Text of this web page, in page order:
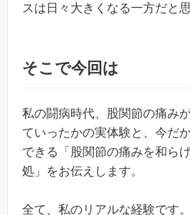
スは日々大きくなる一方だと思
そこで今回は
私の闘病時代、股関節の痛み
ていったかの実体験と、今だ
できる「股関節の痛みを和ら
処」をお伝えします。
全て、私のリアルな経験です。